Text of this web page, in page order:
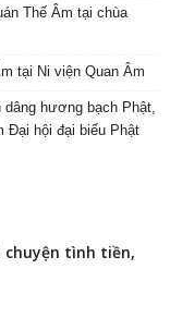
Thế Âm tại chùa
tại Ni viện Quan Âm
hương bạch Phật,
Đại hội đại biểu Phật
chuyện tình tiền,